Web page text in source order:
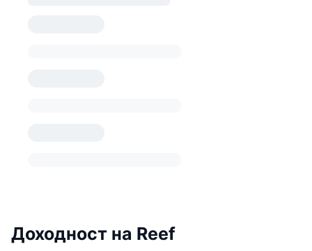
Доходност на Reef